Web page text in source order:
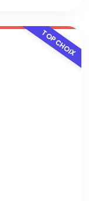
TOP CHOIX